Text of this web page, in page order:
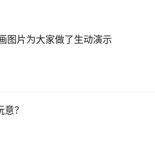
图片为大家做了生动演示
？